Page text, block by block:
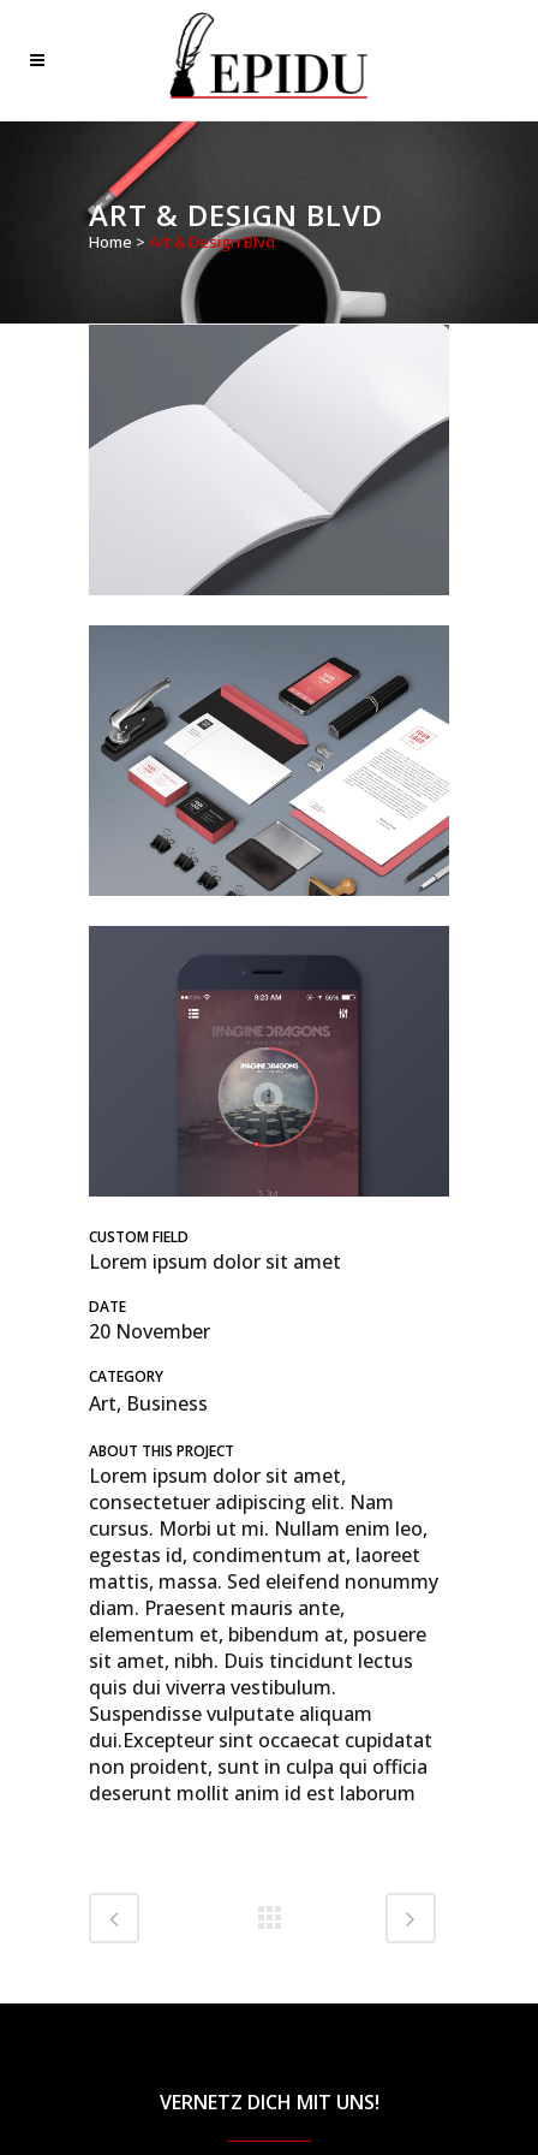
ART & DESIGN BLVD
Home > Art & Design Blvd
CUSTOM FIELD
Lorem ipsum dolor sit amet
DATE
20 November
CATEGORY
Art, Business
ABOUT THIS PROJECT
Lorem ipsum dolor sit amet,
consectetuer adipiscing elit. Nam
cursus. Morbi ut mi. Nullam enim leo,
egestas id, condimentum at, laoreet
mattis, massa. Sed eleifend nonummy
diam. Praesent mauris ante,
elementum et, bibendum at, posuere
sit amet, nibh. Duis tincidunt lectus
quis dui viverra vestibulum.
Suspendisse vulputate aliquam
dui.Excepteur sint occaecat cupidatat
non proident, sunt in culpa qui officia
deserunt mollit anim id est laborum
VERNETZ DICH MIT UNS!